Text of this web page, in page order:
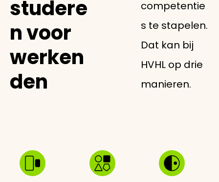
studere
n voor
werken
den
competentie
s te stapelen.
Dat kan bij
HVHL op drie
manieren.